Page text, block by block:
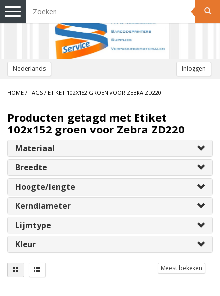
Nederlands Inloggen
Toggle
navigation
HOME / TAGS / ETIKET 102X152 GROEN VOOR ZEBRA ZD220
Producten getagd met Etiket
102x152 groen voor Zebra ZD220
Materiaal
Breedte
Hoogte/lengte
Kerndiameter
Lijmtype
Kleur
Meest bekeken